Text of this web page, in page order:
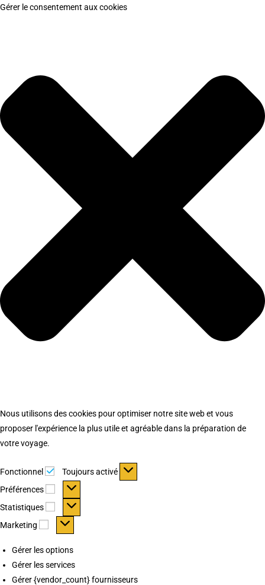
Gérer le consentement aux cookies
Nous utilisons des cookies pour optimiser notre site web et vous
proposer l'expérience la plus utile et agréable dans la préparation de
votre voyage.
Fonctionnel Fonctionnel
Toujours activé
Préférences
Préférences
Statistiques Statistiques
Marketing Marketing
Gérer les options
Gérer les services
Gérer {vendor_count} fournisseurs